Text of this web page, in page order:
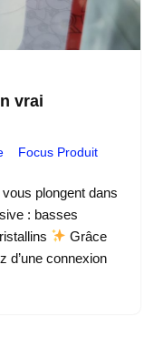
vrai
Focus Produit
plongent dans
: basses
Grâce
d’une connexion